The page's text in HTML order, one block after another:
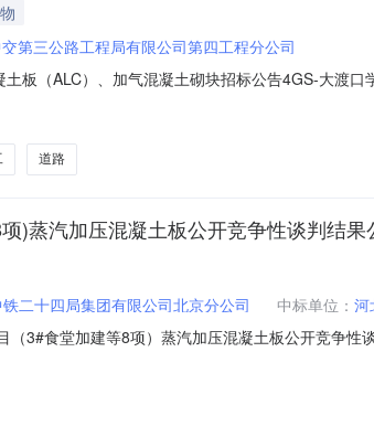
第三公路工程局有限公司第四工程分公司
板（ALC）、加气混凝土砌块招标公告4GS-大渡
资金来自业主自筹，出资比例为100%。该项目已
道路
)蒸汽加压混凝土板公开竞争性谈判结果
二十四局集团有限公司北京分公司 中标单位： 河
（3#食堂加建等8项）蒸汽加压混凝土板公开竞争
京市延庆区中铁二十四局集团有限公司北京市八一